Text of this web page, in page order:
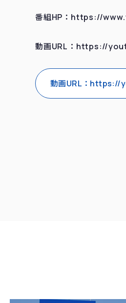
番組HP：https://
動画URL：https://
動画URL：https://